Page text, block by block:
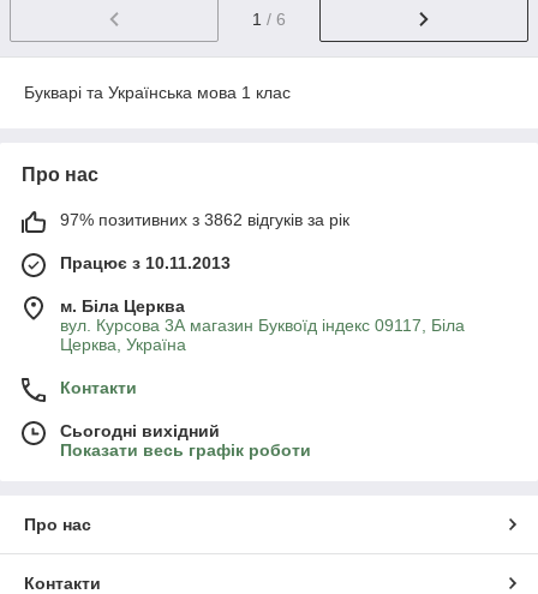
1 / 6
Букварі та Українська мова 1 клас
Про нас
97% позитивних з 3862 відгуків за рік
Працює з 10.11.2013
м. Біла Церква
вул. Курсова 3А магазин Буквоїд індекс 09117, Біла
Церква, Україна
Контакти
Сьогодні вихідний
Показати весь графік роботи
Про нас
Контакти